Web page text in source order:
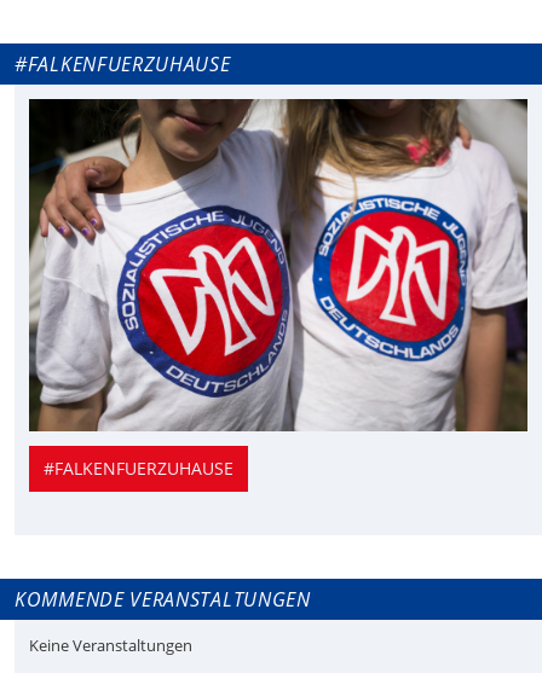
#FALKENFUERZUHAUSE
#FALKENFUERZUHAUSE
KOMMENDE VERANSTALTUNGEN
Keine Veranstaltungen